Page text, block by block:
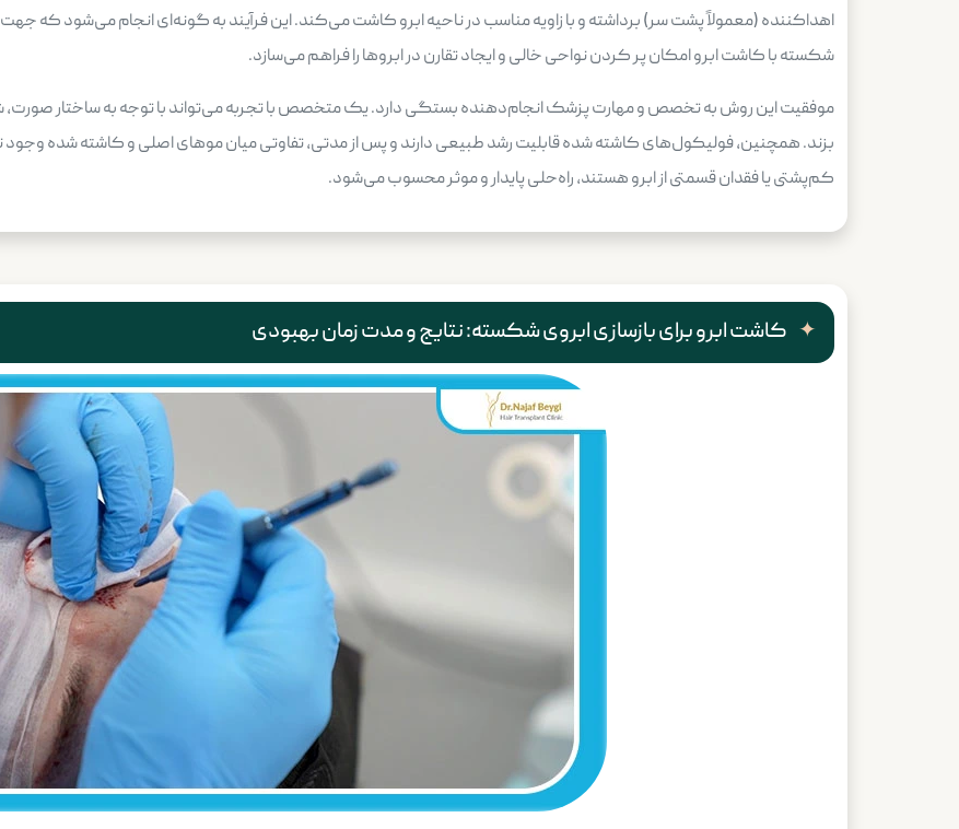
اهداکننده (معمولاً پشت سر) برداشته و با زاویه مناسب در ناحیه ابرو کاشت می‌کند. این فرآیند به گونه‌ای انجام می‌شود که جهت
شکسته با کاشت ابرو امکان پر کردن نواحی خالی و ایجاد تقارن در ابروها را فراهم می‌سازد.
موفقیت این روش به تخصص و مهارت پزشک انجام‌دهنده بستگی دارد. یک متخصص با تجربه می‌تواند با توجه به ساختار صورت،
بزند. همچنین، فولیکول‌های کاشته شده قابلیت رشد طبیعی دارند و پس از مدتی، تفاوتی میان موهای اصلی و کاشته شده
کم‌پشتی یا فقدان قسمتی از ابرو هستند، راه‌حلی پایدار و موثر محسوب می‌شود.
کاشت ابرو برای بازسازی ابروی شکسته: نتایج و مدت زمان بهبودی